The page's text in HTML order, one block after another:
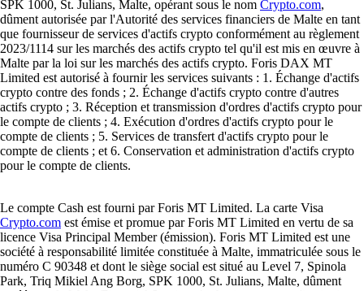
SPK 1000, St. Julians, Malte, opérant sous le nom Crypto.com,
dûment autorisée par l'Autorité des services financiers de Malte en tant
que fournisseur de services d'actifs crypto conformément au règlement
2023/1114 sur les marchés des actifs crypto tel qu'il est mis en œuvre à
Malte par la loi sur les marchés des actifs crypto. Foris DAX MT
Limited est autorisé à fournir les services suivants : 1. Échange d'actifs
crypto contre des fonds ; 2. Échange d'actifs crypto contre d'autres
actifs crypto ; 3. Réception et transmission d'ordres d'actifs crypto pour
le compte de clients ; 4. Exécution d'ordres d'actifs crypto pour le
compte de clients ; 5. Services de transfert d'actifs crypto pour le
compte de clients ; et 6. Conservation et administration d'actifs crypto
pour le compte de clients.
Le compte Cash est fourni par Foris MT Limited. La carte Visa
Crypto.com est émise et promue par Foris MT Limited en vertu de sa
licence Visa Principal Member (émission). Foris MT Limited est une
société à responsabilité limitée constituée à Malte, immatriculée sous le
numéro C 90348 et dont le siège social est situé au Level 7, Spinola
Park, Triq Mikiel Ang Borg, SPK 1000, St. Julians, Malte, dûment